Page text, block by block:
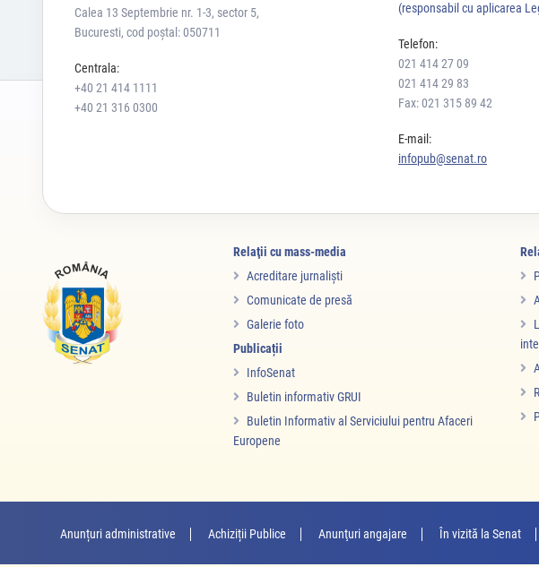
Calea 13 Septembrie nr. 1-3, sector 5,
Bucuresti, cod poștal: 050711
Centrala:
+40 21 414 1111
+40 21 316 0300
(responsabil cu aplicarea
Telefon:
021 414 27 09
021 414 29 83
Fax: 021 315 89 42
E-mail:
infopub@senat.ro
Relaţii cu mass-media
Acreditare jurnalişti
Comunicate de presă
Galerie foto
Publicații
InfoSenat
Buletin informativ GRUI
Buletin Informativ al Serviciului pentru Afaceri
Europene
Anunțuri administrative Achiziții Publice Anunţuri angajare În vizită la Senat